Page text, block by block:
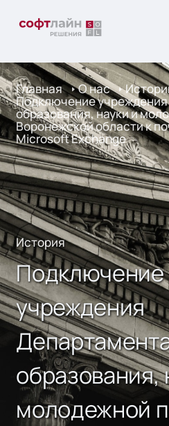
Главная О нас
Подключение учреждения
образования, науки и
Воронежской области к
Microsoft Exchange
История
Подключение
учреждения
образования,
молодежной